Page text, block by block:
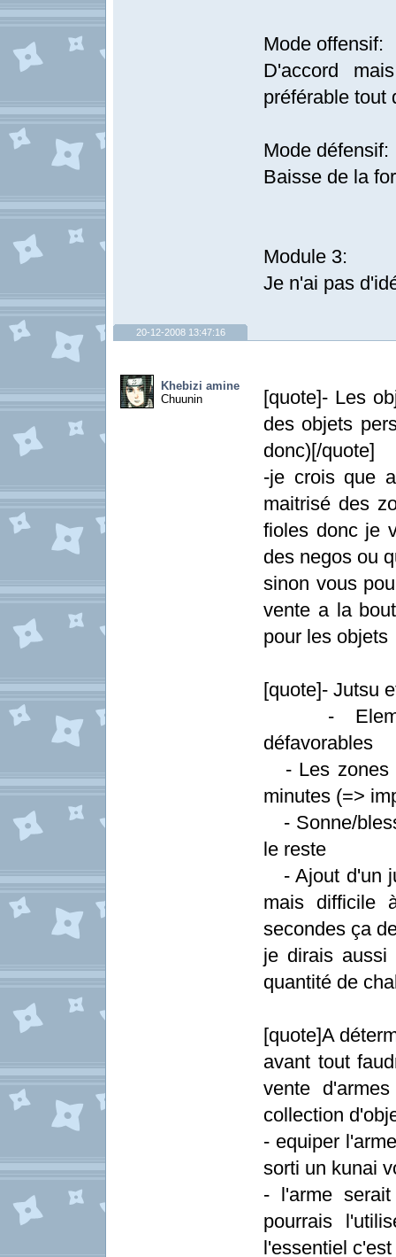
Mode offensif:
D'accord
préférable tout
Mode défensif:
Baisse de la
Module 3:
Je n'ai pas
20-12-2008 13:47:16
Khebizi amine
Chuunin
[quote]- Les
des objets
donc)[/quote]
-je crois que
maitrisé des
fioles donc je
des negos ou
sinon vous
vente a la
pour les objets
[quote]- Jutsu
-
défavorables
- Les zones
minutes (=>
- Sonne/
le reste
- Ajout d'un
mais difficile
secondes ça
je dirais aussi
quantité de
[quote]A
avant tout
vente
collection
- equiper
sorti un kunai
- l'arme
pourrais
l'essentiel